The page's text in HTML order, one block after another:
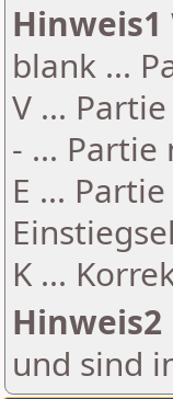
Hinweis1
blank ...
V ...
- ...
E ...
K ...
Hinweis2
und sind